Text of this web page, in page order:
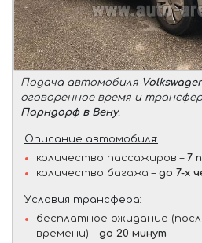
Подача автомобиля
оговоренное время и
Парндорф в Вену.
Описание автомобиля:
количество пассажиров – 7
количество багажа – до 7-х
Условия трансфера:
бесплатное ожидание
времени) – до 20 минут